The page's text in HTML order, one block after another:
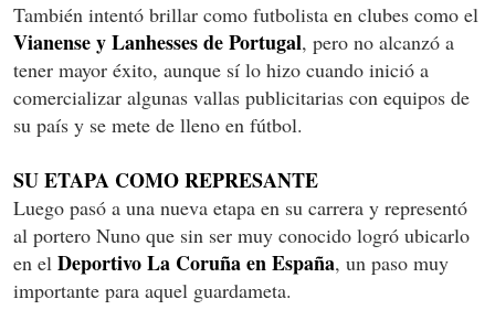
También intentó brillar como futbolista en clubes como el
Vianense y Lanhesses de Portugal, pero no alcanzó a
tener mayor éxito, aunque sí lo hizo cuando inició a
comercializar algunas vallas publicitarias con equipos de
su país y se mete de lleno en fútbol.
SU ETAPA COMO REPRESANTE
Luego pasó a una nueva etapa en su carrera y representó
al portero Nuno que sin ser muy conocido logró ubicarlo
en el Deportivo La Coruña en España, un paso muy
importante para aquel guardameta.